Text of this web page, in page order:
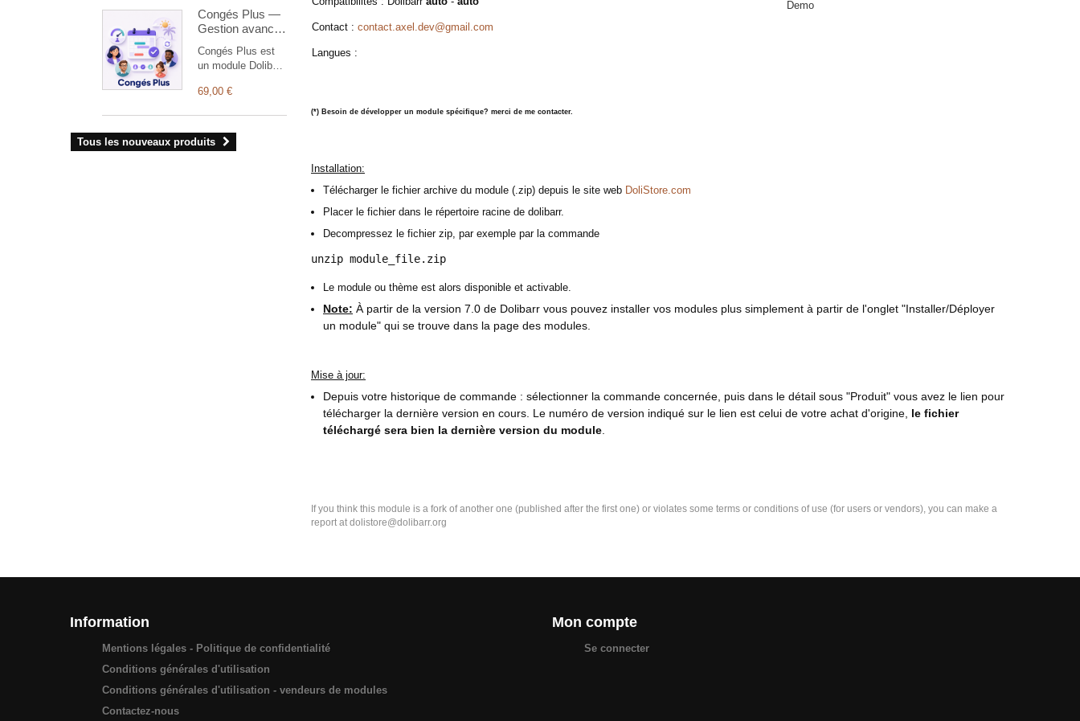
services dans les
documents
commerciaux
Dolibarr.
Congés Plus —
Gestion avancée
Congés Plus est
un module Dolibarr
simplifier et
congés et des
absences des
69,00 €
Tous les nouveaux produits
Contact : contact.axel.dev@gmail.com
Langues :
Demo
(*) Besoin de développer un module spécifique? merci de me contacter.
Installation:
Télécharger le fichier archive du module (.zip) depuis le site web DoliStore.com
Placer le fichier dans le répertoire racine de dolibarr.
Decompressez le fichier zip, par exemple par la commande
unzip module_file.zip
Le module ou thème est alors disponible et activable.
Note: À partir de la version 7.0 de Dolibarr vous pouvez installer vos modules plus simplement à partir de l'onglet "Installer/Déployer
un module" qui se trouve dans la page des modules.
Mise à jour:
Depuis votre historique de commande : sélectionner la commande concernée, puis dans le détail sous "Produit" vous avez le lien pour
télécharger la dernière version en cours. Le numéro de version indiqué sur le lien est celui de votre achat d'origine, le fichier
téléchargé sera bien la dernière version du module
If you think this module is a fork of another one (published after the first one) or violates some terms or conditions of use (for users or vendors), you can make a
report at dolistore@dolibarr.org
Information
Mentions légales - Politique de confidentialité
Conditions générales d'utilisation
Conditions générales d'utilisation - vendeurs de modules
Contactez-nous
Mon compte
Se connecter